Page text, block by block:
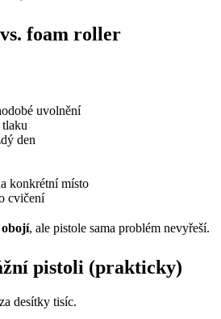
foam roller
uvolnění
den
konkrétní místo
cvičení
obojí, ale pistole sama problém nevyřeší.
pistoli (prakticky)
desítky tisíc.